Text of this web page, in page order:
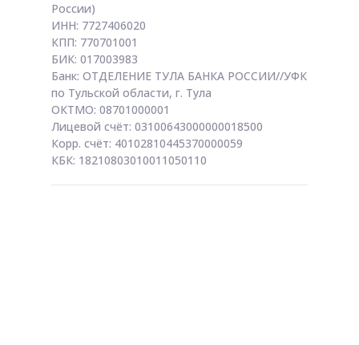
России)
ИНН: 7727406020
КПП: 770701001
БИК: 017003983
Банк: ОТДЕЛЕНИЕ ТУЛА БАНКА РОССИИ//УФК
по Тульской области, г. Тула
ОКТМО: 08701000001
Лицевой счёт: 03100643000000018500
Корр. счёт: 40102810445370000059
КБК: 18210803010011050110